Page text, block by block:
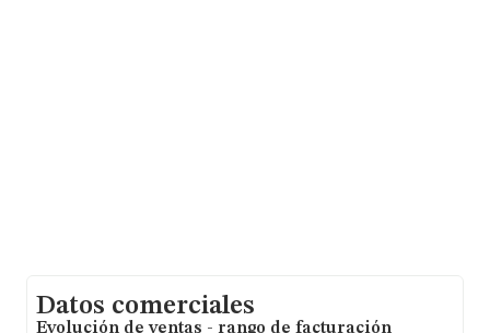
Datos comerciales
Evolución de ventas - rango de facturación